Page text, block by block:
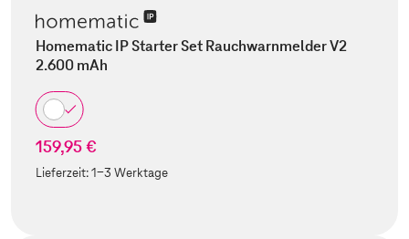
Homematic IP Starter Set Rauchwarnmelder V2
2.600 mAh
159,95 €
Lieferzeit:1-3 Werktage